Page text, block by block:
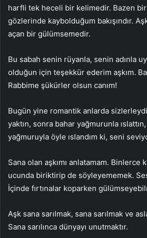
harfli tek heceli bir kelimedir. Bazen bir
gözlerinde kaybolduğum bakışındır.
açan bir gülümsemedir.
Bu sabah senin rüyanla, senin adınla
olduğun için teşekkür ederim aşkım.
Rabbime şükürler olsun canım!
Bugün yine romantik anlarda
yaktın, sonra bahar yağmurunla
yağmuruyla öyle ıslandım ki, seni
Sana olan aşkımı anlatamam. Binlerce
ucunda biriktirip de söyleyememek.
İçinde fırtınalar koparken
Aşk sana sarılmak, sana sarılmak ve
Sana sarılınca dünyayı unutmaktır.